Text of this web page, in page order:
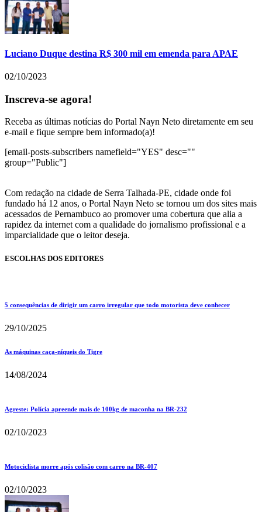
Luciano Duque destina R$ 300 mil em emenda para APAE
02/10/2023
Inscreva-se agora!
Receba as últimas notícias do Portal Nayn Neto diretamente em seu
e-mail e fique sempre bem informado(a)!
[email-posts-subscribers namefield="YES" desc=""
group="Public"]
Com redação na cidade de Serra Talhada-PE, cidade onde foi
fundado há 12 anos, o Portal Nayn Neto se tornou um dos sites mais
acessados de Pernambuco ao promover uma cobertura que alia a
rapidez da internet com a qualidade do jornalismo profissional e a
imparcialidade que o leitor deseja.
ESCOLHAS DOS EDITORES
5 consequências de dirigir um carro irregular que todo motorista deve conhecer
29/10/2025
As máquinas caça-níqueis do Tigre
14/08/2024
Agreste: Polícia apreende mais de 100kg de maconha na BR-232
02/10/2023
Motociclista morre após colisão com carro na BR-407
02/10/2023